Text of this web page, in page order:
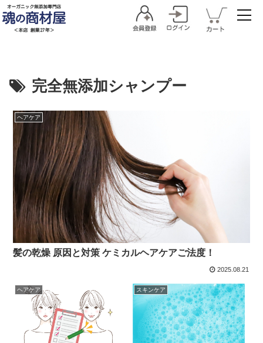
完全無添加シャンプー
ヘアケア
髪の乾燥 原因と対策 ケミカルヘアケアご法度！
2025.08.21
ヘアケア スキンケア